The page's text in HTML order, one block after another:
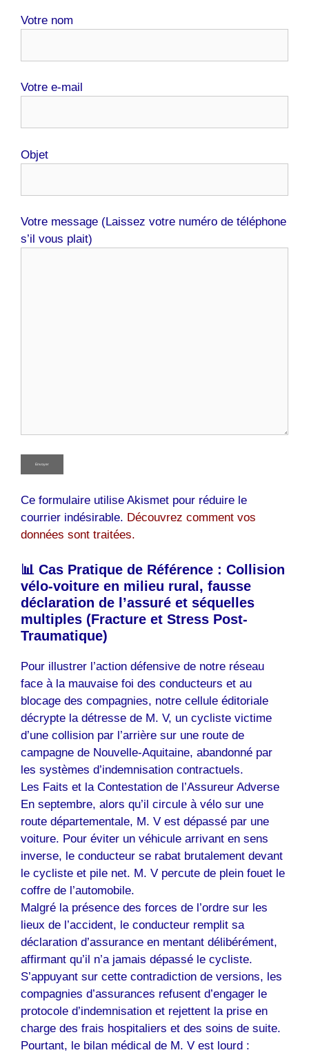
Votre nom
Votre e-mail
Objet
Votre message (Laissez votre numéro de téléphone
s’il vous plait)
Ce formulaire utilise Akismet pour réduire le
courrier indésirable. Découvrez comment vos
données sont traitées.
📊 Cas Pratique de Référence : Collision
vélo-voiture en milieu rural, fausse
déclaration de l’assuré et séquelles
multiples (Fracture et Stress Post-
Traumatique)
Pour illustrer l’action défensive de notre réseau
face à la mauvaise foi des conducteurs et au
blocage des compagnies, notre cellule éditoriale
décrypte la détresse de M. V, un cycliste victime
d’une collision par l’arrière sur une route de
campagne de Nouvelle-Aquitaine, abandonné par
les systèmes d’indemnisation contractuels.
Les Faits et la Contestation de l’Assureur Adverse
En septembre, alors qu’il circule à vélo sur une
route départementale, M. V est dépassé par une
voiture. Pour éviter un véhicule arrivant en sens
inverse, le conducteur se rabat brutalement devant
le cycliste et pile net. M. V percute de plein fouet le
coffre de l’automobile.
Malgré la présence des forces de l’ordre sur les
lieux de l’accident, le conducteur remplit sa
déclaration d’assurance en mentant délibérément,
affirmant qu’il n’a jamais dépassé le cycliste.
S’appuyant sur cette contradiction de versions, les
compagnies d’assurances refusent d’engager le
protocole d’indemnisation et rejettent la prise en
charge des frais hospitaliers et des soins de suite.
Pourtant, le bilan médical de M. V est lourd :